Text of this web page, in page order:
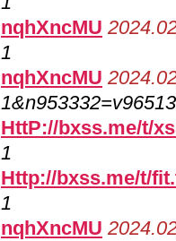
nqhXncMU
1
nqhXncMU
HttP://bxss.me/t/
1
Http://bxss.me/t/
1
nqhXncMU